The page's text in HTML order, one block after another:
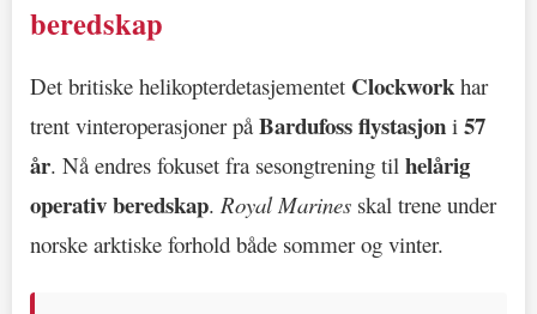
beredskap
Det britiske helikopterdetasjementet Clockwork har
trent vinteroperasjoner påBardufoss flystasjon i 57
år. Nå endres fokuset fra sesongtrening til helårig
operativ beredskap. Royal Marines skal trene under
norske arktiske forhold både sommer og vinter.